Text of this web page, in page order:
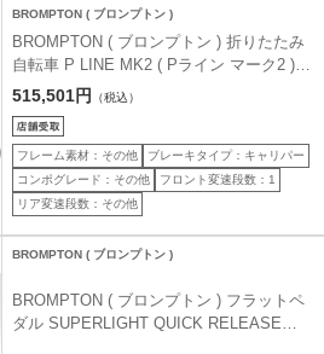
BROMPTON ( ブロンプトン )
BROMPTON ( ブロンプトン ) 折りたたみ
自転車 P LINE MK2 ( Pライン マーク2 ) 4
速 MID ラックあり M4R ターキッシュグリ
515,501円 （税込）
フレーム素材：その他
ブレーキタイプ：キャリパー
コンポグレード：その他
フロント変速段数：1
リア変速段数：その他
BROMPTON ( ブロンプトン )
BROMPTON ( ブロンプトン ) フラットペ
ダル SUPERLIGHT QUICK RELEASE